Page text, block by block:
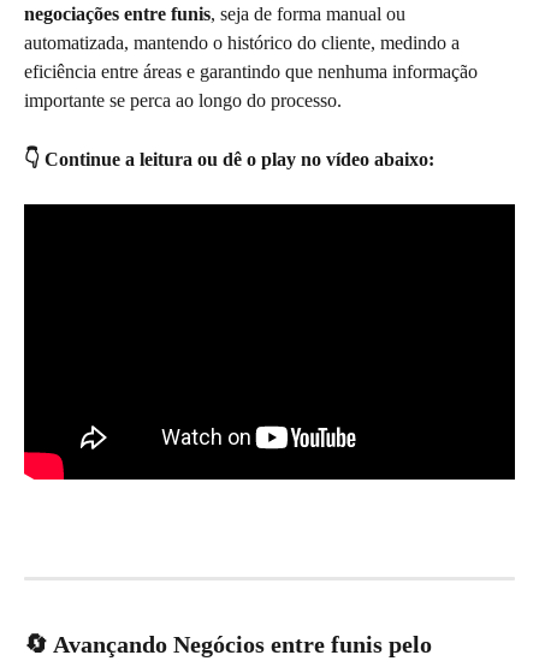
negociações entre funis, seja de forma manual ou
automatizada, mantendo o histórico do cliente, medindo a
eficiência entre áreas e garantindo que nenhuma informação
importante se perca ao longo do processo.
👇 Continue a leitura ou dê o play no vídeo abaixo:
🔄 Avançando Negócios entre funis pelo